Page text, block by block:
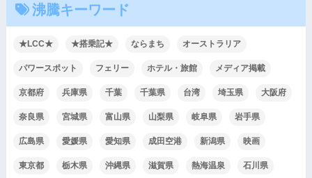
沸騰キーワード
★LCC★ ★搭乗記★ ならまち オーストラリア
パワースポット フェリー ホテル・旅館 メディア掲載
京都府 兵庫県 千葉 千葉県 台湾 埼玉県 大阪府
奈良県 宮城県 富山県 山梨県 岐阜県 岩手県
広島県 愛媛県 愛知県 成田空港 新潟県 映画
東京都 栃木県 沖縄県 滋賀県 熱海温泉 石川県